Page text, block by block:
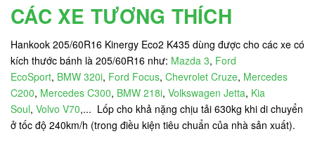
CÁC XE TƯƠNG THÍCH
Hankook 205/60R16 Kinergy Eco2 K435 dùng được cho các xe có
kích thước bánh là 205/60R16 như: Mazda 3, Ford
EcoSport, BMW 320i, Ford Focus, Chevrolet Cruze, Mercedes
C200, Mercedes C300, BMW 218i, Volkswagen Jetta, Kia
Soul, Volvo V70,... Lốp cho khả nặng chịu tải 630kg khi di chuyển
ở tốc độ 240km/h (trong điều kiện tiêu chuẩn của nhà sản xuất).